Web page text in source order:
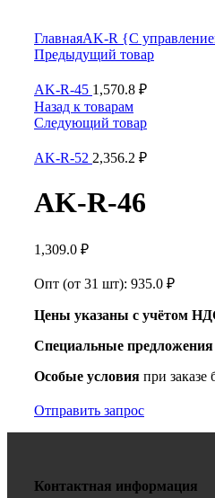
ГлавнаяAK-R {С
Предыдущий товар
AK-R-45 1,570.8 ₽
Назад к товарам
Следующий товар
AK-R-52 2,356.2 ₽
AK-R-46
1,309.0 ₽
Опт (от 31 шт): 935.0 ₽
Цены указаны с учётом
Специальные предложения
Особые условия при заказе
Отправить запрос
Контактная информация